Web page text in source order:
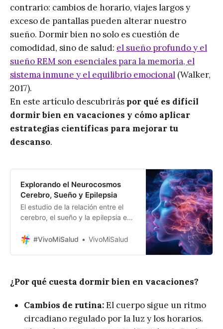
contrario: cambios de horario, viajes largos y
exceso de pantallas pueden alterar nuestro
sueño. Dormir bien no solo es cuestión de
comodidad, sino de salud: el sueño profundo y el
sueño REM son esenciales para la memoria, el
sistema inmune y el equilibrio emocional (Walker,
2017).
En este artículo descubrirás por qué es difícil
dormir bien en vacaciones y cómo aplicar
estrategias científicas para mejorar tu
descanso.
Explorando el Neurocosmos
Cerebro, Sueño y Epilepsia
El estudio de la relación entre el
cerebro, el sueño y la epilepsia es
cómo se interrelacionan los
tercio de las personas que
crisis durante el sueño, y hasta el
#VivoMiSalud VivoMiSalud
¿Por qué cuesta dormir bien en vacaciones?
Cambios de rutina:El cuerpo sigue un ritmo
circadiano regulado por la luz y los horarios.